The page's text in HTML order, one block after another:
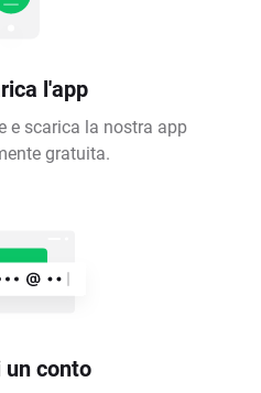
l'app
e scarica la nostra app
gratuita.
un conto